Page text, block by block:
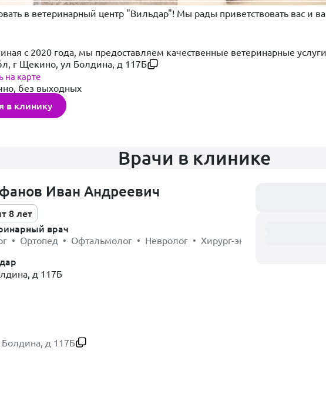
в ветеринарный центр "Вильдар"! Мы рады приветствовать вас и
с 2020 года, мы предоставляем качественные ветеринарные
врачей, ветеринарных фельдшеров и техников постоянно
обеспечить лучший уход за вашими любимцами.
оборудованы современные приемные кабинеты, где ведут прием
включая:
и лечение заболеваний мочевыводящей системы.
диагностику: безопасный и точный метод исследования внутренних
для получения детальных снимков костей и внутренних органов.
широкий спектр услуг:
помощь в родовспоможении и послеродовом уходе.
стационар: наблюдение и лечение животных в любое время суток.
комфортное размещение для ваших питомцев на время вашего
предусмотрены для крупных собак.
операции
(гастро- и колоноскопию)
г Щекино, ул Болдина, д 117Б
на карте
без выходных
в клинику
Врачи в клинике
Иван Андреевич
8 лет
врач
• Ортопед • Офтальмолог • Невролог • Хирург-эндоскопист
д 117Б
д 117Б